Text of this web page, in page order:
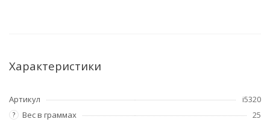
Характеристики
Артикул i5320
? Вес в граммах 25